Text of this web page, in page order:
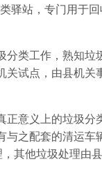
驿站，专门用于
类工作，熟知垃
关试点，由县机关
意义上的垃圾分
与之配套的清运车
其他垃圾处理由